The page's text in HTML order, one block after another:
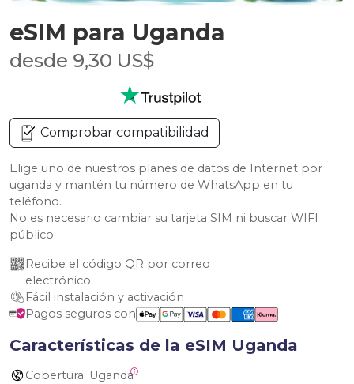
eSIM para Uganda
desde 9,30 US$
Comprobar compatibilidad
Elige uno de nuestros planes de datos de Internet por
uganda y mantén tu número de WhatsApp en tu
teléfono.
No es necesario cambiar su tarjeta SIM ni buscar WIFI
público.
Recibe el código QR por correo
electrónico
Fácil instalación y activación
Pagos seguros con
Características de la eSIM Uganda
Cobertura: Uganda